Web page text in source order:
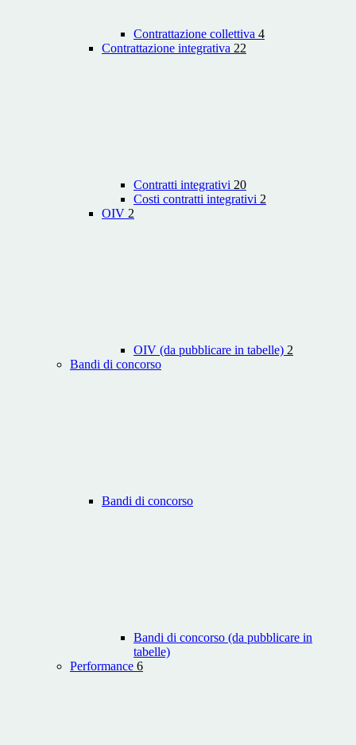
Contrattazione collettiva 4
Contrattazione integrativa 22
Contratti integrativi 20
Costi contratti integrativi 2
OIV 2
OIV (da pubblicare in tabelle) 2
Bandi di concorso
Bandi di concorso
Bandi di concorso (da pubblicare in
tabelle)
Performance 6